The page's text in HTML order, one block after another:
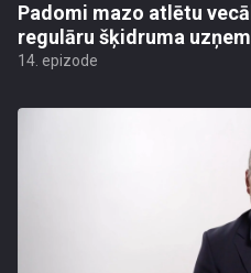
Padomi mazo atlētu
regulāru šķidruma
14. epizode